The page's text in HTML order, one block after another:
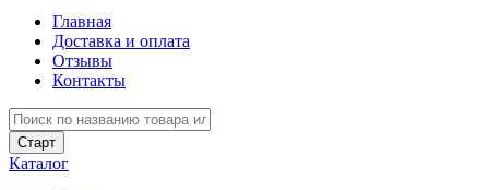
Главная
Доставка и оплата
Отзывы
Контакты
Каталог